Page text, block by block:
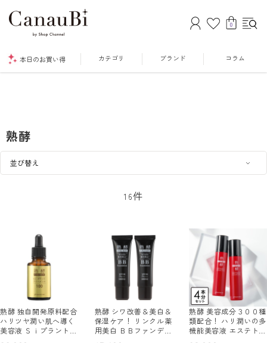
0
本日のお買い得 カテゴリ ブランド コラム
熟酵
16件
熟酵 独自開発原料配合
ハリツヤ潤い肌へ導く
美容液 Ｓｉプラントフ
熟酵 シワ改善＆美白＆
保湿ケア！ リンクル薬
用美白 ＢＢファンデー
熟酵 美容成分３００種
類配合！ ハリ潤いの多
機能美容液 エステトリ